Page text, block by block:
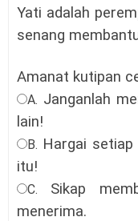
Yati adalah
senang
Amanat kutipan
A. Janganlah
lain!
B. Hargai setiap
itu!
C. Sikap
menerima.